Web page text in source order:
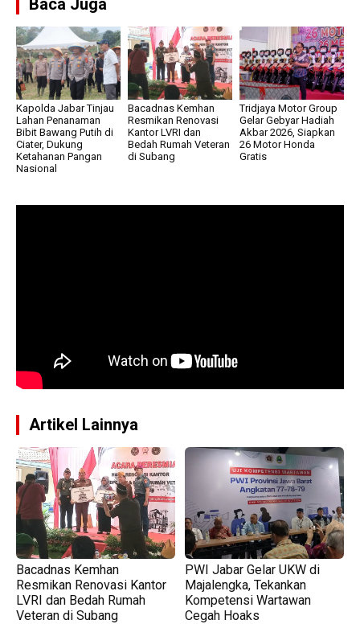
Kapolda Jabar Tinjau
Lahan Penanaman
Bibit Bawang Putih di
Ciater, Dukung
Ketahanan Pangan
Nasional
Bacadnas Kemhan
Resmikan Renovasi
Kantor LVRI dan
Bedah Rumah Veteran
di Subang
Tridjaya Motor Group
Gelar Gebyar Hadiah
Akbar 2026, Siapkan
26 Motor Honda
Gratis
Artikel Lainnya
Bacadnas Kemhan
Resmikan Renovasi Kantor
LVRI dan Bedah Rumah
Veteran di Subang
PWI Jabar Gelar UKW di
Majalengka, Tekankan
Kompetensi Wartawan
Cegah Hoaks